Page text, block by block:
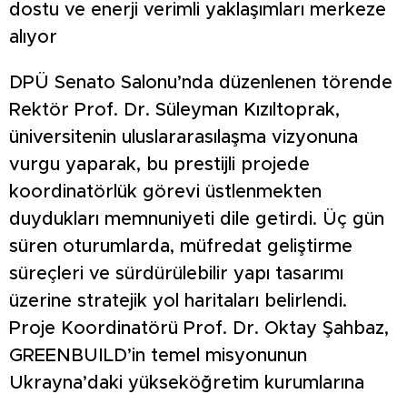
dostu ve enerji verimli yaklaşımları merkeze
alıyor
DPÜ Senato Salonu’nda düzenlenen törende
Rektör Prof. Dr. Süleyman Kızıltoprak,
üniversitenin uluslararasılaşma vizyonuna
vurgu yaparak, bu prestijli projede
koordinatörlük görevi üstlenmekten
duydukları memnuniyeti dile getirdi. Üç gün
süren oturumlarda, müfredat geliştirme
süreçleri ve sürdürülebilir yapı tasarımı
üzerine stratejik yol haritaları belirlendi.
Proje Koordinatörü Prof. Dr. Oktay Şahbaz,
GREENBUILD’in temel misyonunun
Ukrayna’daki yükseköğretim kurumlarına